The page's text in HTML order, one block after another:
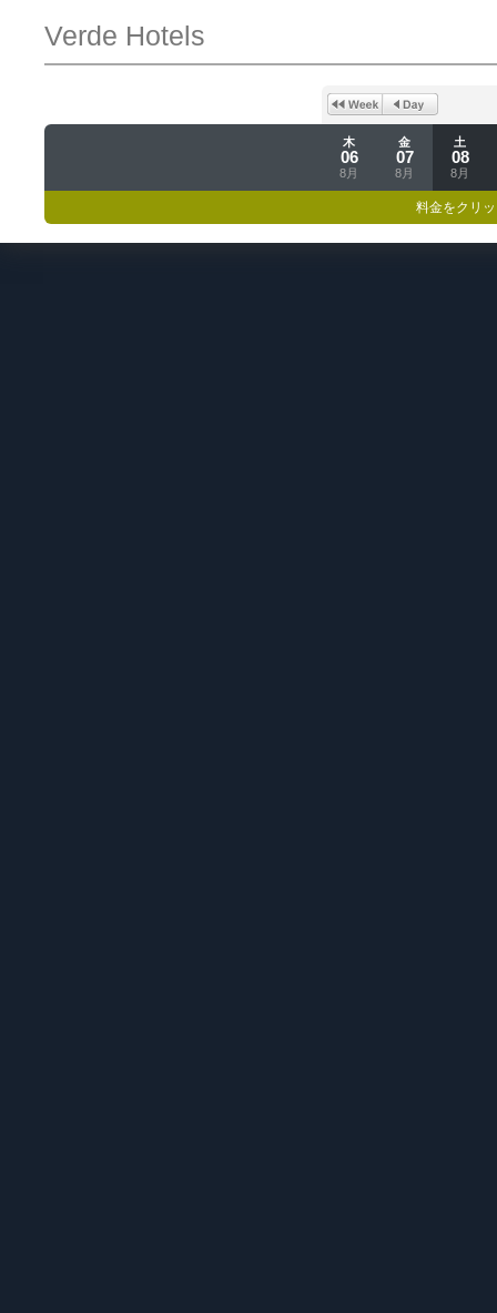
Verde Hotels
木
06
8月
金
07
8月
土
08
8月
料金をクリ